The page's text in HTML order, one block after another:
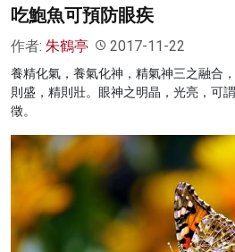
吃鮑魚可預防眼疾
作者: 朱鶴亭 2017-11-22
養精化氣，養氣化神，精氣神三之融合
則盛，精則壯。眼神之明晶，光亮，可
徵。